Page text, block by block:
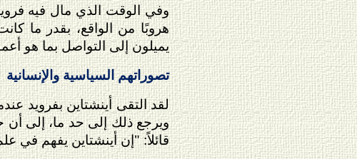
وفي الوقت الذي مال فيه
هروبًا من الواقع، بقدر ما
يميلون إلى التواصل بما هو
تصوراتهم السياسية والإنسانية
ويرجع ذلك إلى حد ما، إلى
قائلاً: "إن أينشتاين يفهم في